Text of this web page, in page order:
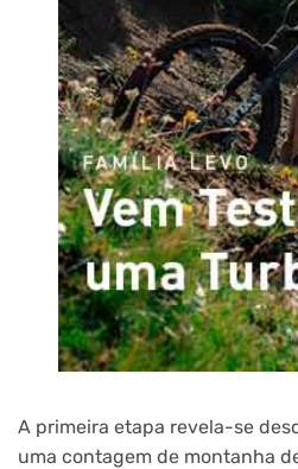
A primeira etapa revela-se
uma contagem de montanha